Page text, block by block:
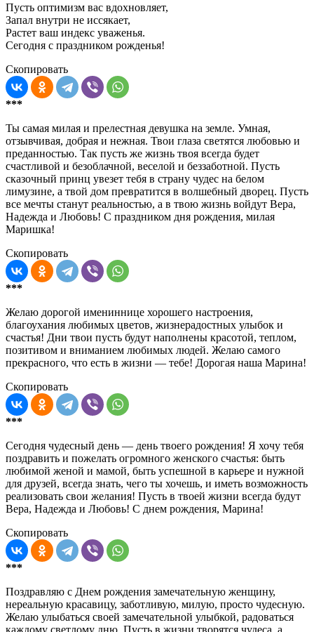
Пусть оптимизм вас вдохновляет,
Запал внутри не иссякает,
Растет ваш индекс уваженья.
Сегодня с праздником рожденья!
Скопировать
***
Ты самая милая и прелестная девушка на земле. Умная,
отзывчивая, добрая и нежная. Твои глаза светятся любовью и
преданностью. Так пусть же жизнь твоя всегда будет
счастливой и безоблачной, веселой и беззаботной. Пусть
сказочный принц увезет тебя в страну чудес на белом
лимузине, а твой дом превратится в волшебный дворец. Пусть
все мечты станут реальностью, а в твою жизнь войдут Вера,
Надежда и Любовь! С праздником дня рождения, милая
Маришка!
Скопировать
***
Желаю дорогой имениннице хорошего настроения,
благоухания любимых цветов, жизнерадостных улыбок и
счастья! Дни твои пусть будут наполнены красотой, теплом,
позитивом и вниманием любимых людей. Желаю самого
прекрасного, что есть в жизни — тебе! Дорогая наша Марина!
Скопировать
***
Сегодня чудесный день — день твоего рождения! Я хочу тебя
поздравить и пожелать огромного женского счастья: быть
любимой женой и мамой, быть успешной в карьере и нужной
для друзей, всегда знать, чего ты хочешь, и иметь возможность
реализовать свои желания! Пусть в твоей жизни всегда будут
Вера, Надежда и Любовь! С днем рождения, Марина!
Скопировать
***
Поздравляю с Днем рождения замечательную женщину,
нереальную красавицу, заботливую, милую, просто чудесную.
Желаю улыбаться своей замечательной улыбкой, радоваться
каждому светлому дню. Пусть в жизни творятся чудеса, а